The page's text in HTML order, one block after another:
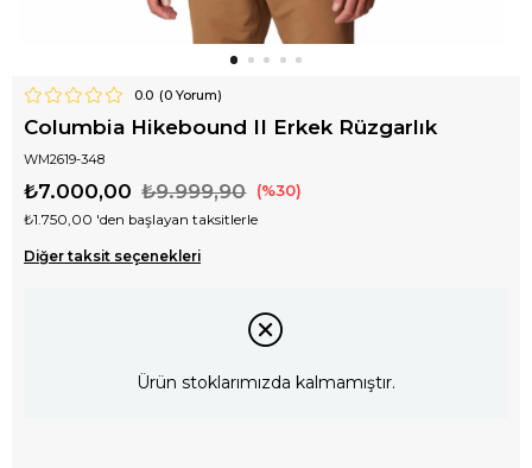
0.0 (0Yorum)
Columbia Hikebound II Erkek Rüzgarlık
WM2619-348
₺9.999,90
₺7.000,00 30
₺1.750,00 'den başlayan taksitlerle
Diğer taksit seçenekleri
Ürün stoklarımızda kalmamıştır.